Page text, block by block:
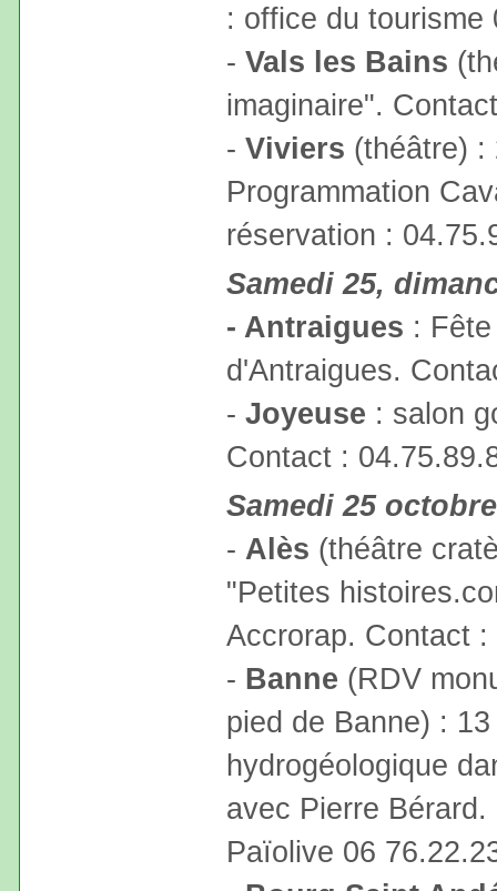
: office du tourisme
- Vals les Bains
imaginaire".
- Viviers (théâtre) :
Programmation
réservation :
Samedi 25,
- Antraigues :
d'Antraigues.
- Joyeuse : salon
Contact :
Samedi 25 octobre
- Alès (théâtre
"Petites
Accrorap. Contact
- Banne (RDV
pied de Banne) :
hydrogéologique
avec Pierre
Païolive 06